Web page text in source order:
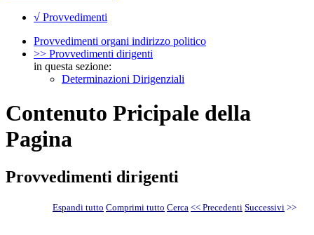
√ Provvedimenti
Provvedimenti organi indirizzo politico
>> Provvedimenti dirigenti
in questa sezione:
Determinazioni Dirigenziali
Contenuto Pricipale della
Pagina
Provvedimenti dirigenti
Espandi tutto Comprimi tutto Cerca << Precedenti Successivi >>